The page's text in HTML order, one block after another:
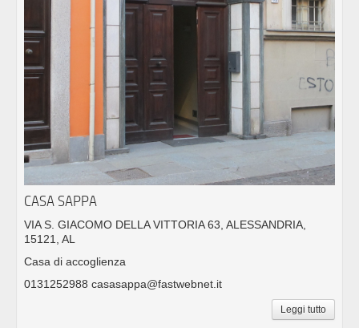
CASA SAPPA
VIA S. GIACOMO DELLA VITTORIA 63, ALESSANDRIA,
15121, AL
Casa di accoglienza
0131252988 casasappa@fastwebnet.it
Leggi tutto